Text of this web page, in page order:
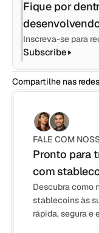
Fique por
Inscreva-se para
Subscribe
Compartilhe nas
FALE COM
Pronto para
com
Descubra como
stablecoins às
rápida, segura e